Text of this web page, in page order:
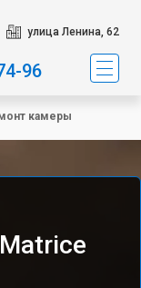
улица Ленина, 62
96
камеры